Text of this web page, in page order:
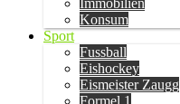
Immobilien
Konsum
Sport
Fussball
Eishockey
Eismeister Zaugg
Formel 1